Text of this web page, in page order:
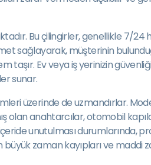
Bu çilingirler, genellikle 7/
sağlayarak, müşterinin
Ev veya iş yerinizin
sunar.
üzerinde de uzmandırlar.
olan anahtarcılar, otomobil
unutulması
büyük zaman kayıpları ve